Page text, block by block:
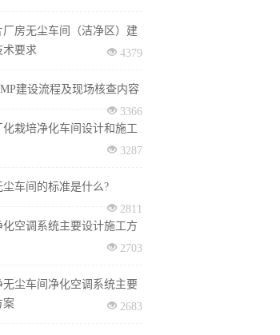
厂房无尘车间（洁净区）建
术要求
4379
建设流程及现场核查内容
3366
栽培净化车间设计和施工
3287
尘车间的标准是什么?
2811
空调系统主要设计施工方
2703
无尘车间净化空调系统主要
案
2683